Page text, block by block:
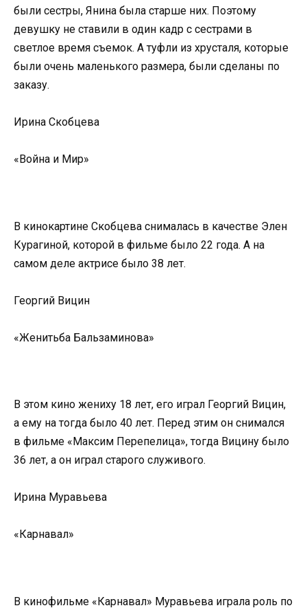
были сестры, Янина была старше них. Поэтому
девушку не ставили в один кадр с сестрами в
светлое время съемок. А туфли из хрусталя, которые
были очень маленького размера, были сделаны по
заказу.
Ирина Скобцева
«Война и Мир»
В кинокартине Скобцева снималась в качестве Элен
Курагиной, которой в фильме было 22 года. А на
самом деле актрисе было 38 лет.
Георгий Вицин
«Женитьба Бальзаминова»
В этом кино жениху 18 лет, его играл Георгий Вицин,
а ему на тогда было 40 лет. Перед этим он снимался
в фильме «Максим Перепелица», тогда Вицину было
36 лет, а он играл старого служивого.
Ирина Муравьева
«Карнавал»
В кинофильме «Карнавал» Муравьева играла роль по